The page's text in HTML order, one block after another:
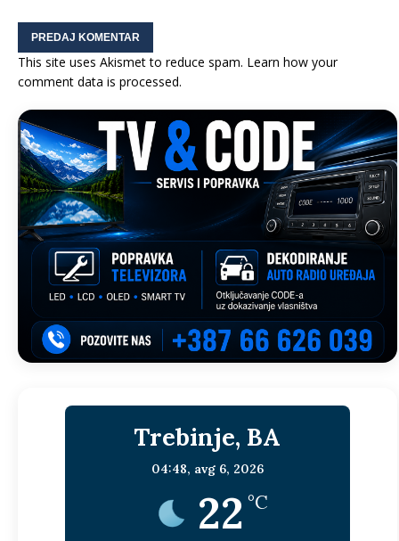
This site uses Akismet to reduce spam. Learn how your
comment data is processed.
Trebinje, BA
04:48, avg 6, 2026
22 °C